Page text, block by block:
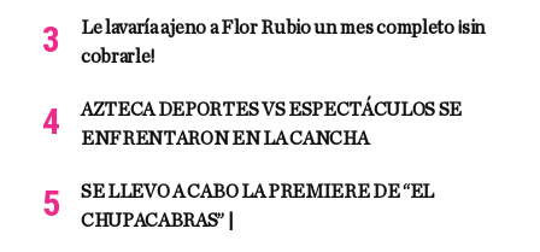
Le lavaría ajeno a Flor Rubio un mes completo ¡sin
cobrarle!
AZTECA DEPORTES VS ESPECTÁCULOS SE
ENFRENTARON EN LA CANCHA
SE LLEVO A CABO LA PREMIERE DE “EL
CHUPACABRAS” |